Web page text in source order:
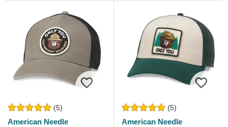
(5)
American Needle
(5)
American Needle